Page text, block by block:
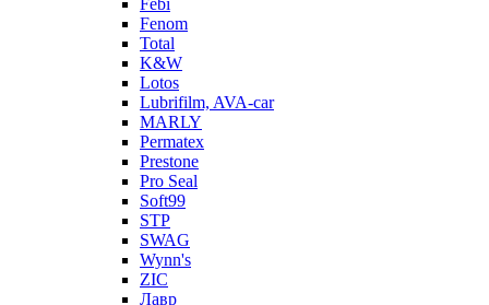
Febi
Fenom
Total
K&W
Lotos
Lubrifilm, AVA-car
MARLY
Permatex
Prestone
Pro Seal
Soft99
STP
SWAG
Wynn's
ZIC
Лавр